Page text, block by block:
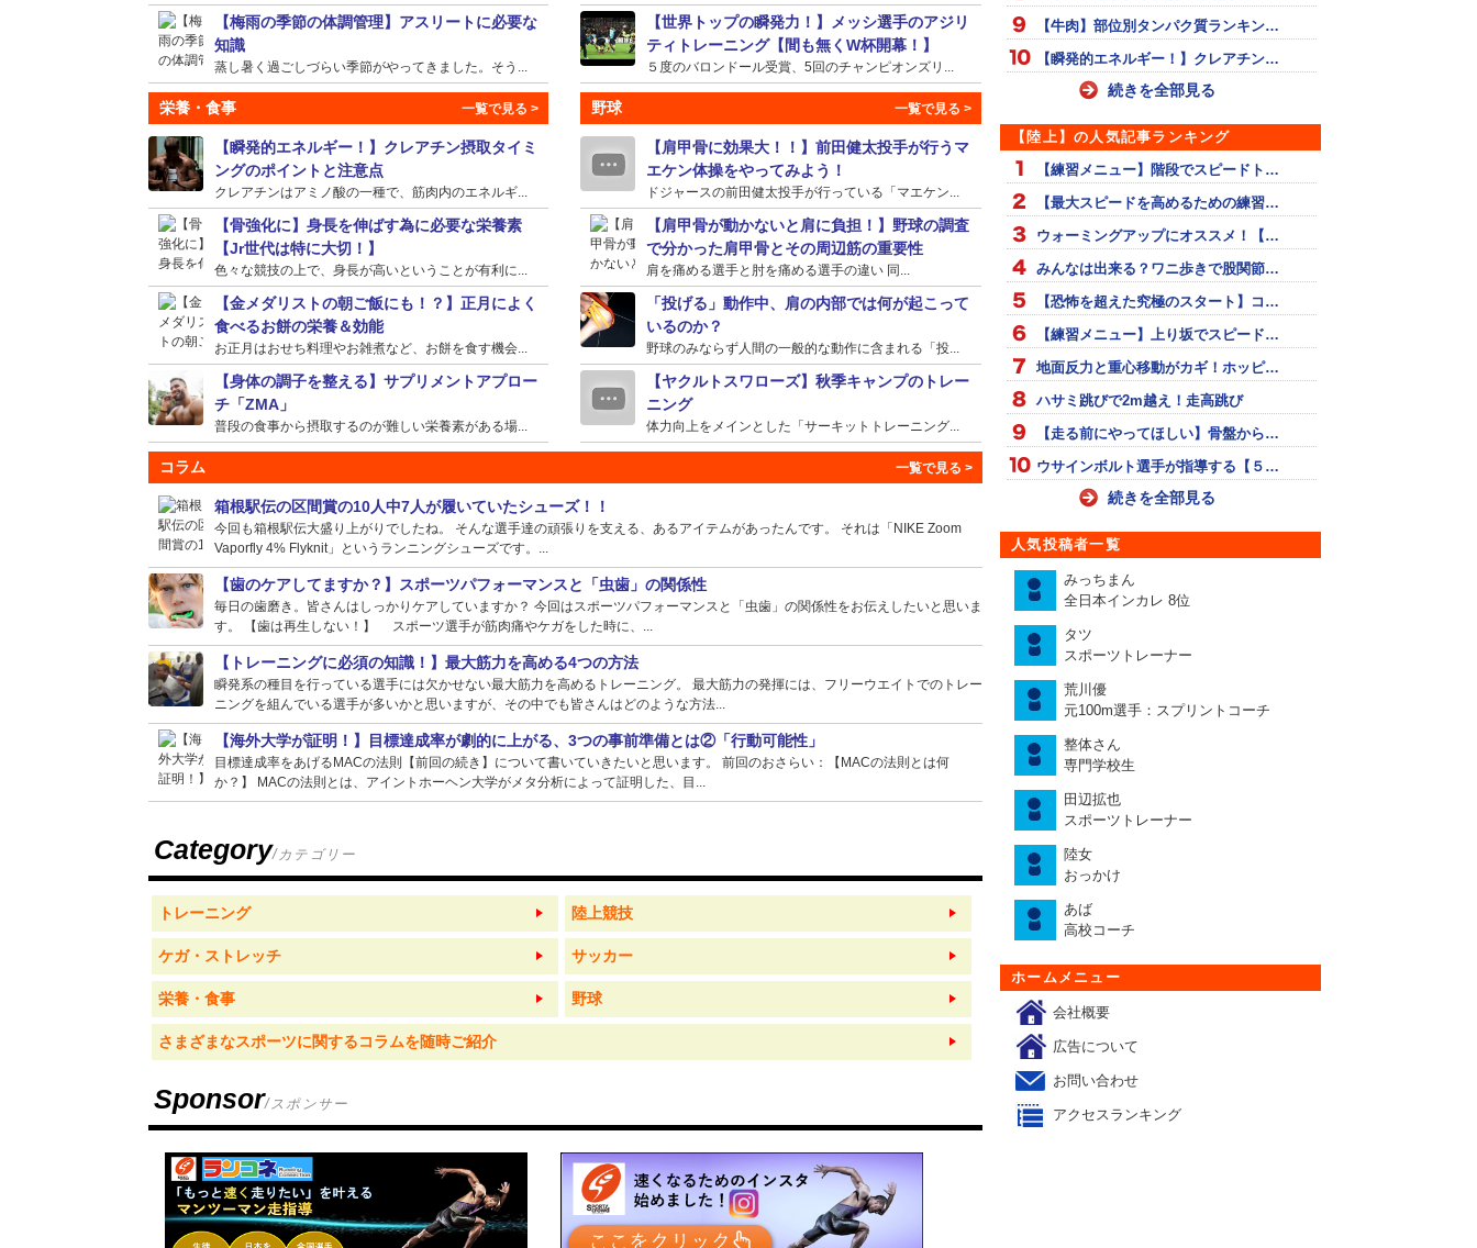
【梅雨の季節の体調管理】アスリートに必要な
知識
蒸し暑く過ごしづらい季節がやってきました。そう...
【世界トップの瞬発力！】メッシ選手のアジリ
ティトレーニング【間も無くW杯開幕！】
５度のバロンドール受賞、5回のチャンピオンズリ...
栄養・食事
【瞬発的エネルギー！】クレアチン摂取タイミ
ングのポイントと注意点
クレアチンはアミノ酸の一種で、筋肉内のエネルギ...
【骨強化に】身長を伸ばす為に必要な栄養素
【Jr世代は特に大切！】
色々な競技の上で、身長が高いということが有利に...
【金メダリストの朝ご飯にも！？】正月によく
食べるお餅の栄養＆効能
お正月はおせち料理やお雑煮など、お餅を食す機会...
【身体の調子を整える】サプリメントアプロー
チ「ZMA」
普段の食事から摂取するのが難しい栄養素がある場...
野球
【肩甲骨に効果大！！】前田健太投手が行うマ
エケン体操をやってみよう！
ドジャースの前田健太投手が行っている「マエケン...
【肩甲骨が動かないと肩に負担！】野球の調査
で分かった肩甲骨とその周辺筋の重要性
肩を痛める選手と肘を痛める選手の違い 同...
「投げる」動作中、肩の内部では何が起こって
いるのか？
野球のみならず人間の一般的な動作に含まれる「投...
【ヤクルトスワローズ】秋季キャンプのトレー
ニング
体力向上をメインとした「サーキットトレーニング...
コラム
箱根駅伝の区間賞の10人中7人が履いていたシューズ！！
今回も箱根駅伝大盛り上がりでしたね。 そんな選手達の頑張りを支える、あるアイテムがあったんです。 それは「NIKE Zoom
Vaporfly 4% Flyknit」というランニングシューズです。...
【歯のケアしてますか？】スポーツパフォーマンスと「虫歯」の関係性
毎日の歯磨き。皆さんはしっかりケアしていますか？ 今回はスポーツパフォーマンスと「虫歯」の関係性をお伝えしたいと思いま
す。 【歯は再生しない！】 スポーツ選手が筋肉痛やケガをした時に、...
【トレーニングに必須の知識！】最大筋力を高める4つの方法
瞬発系の種目を行っている選手には欠かせない最大筋力を高めるトレーニング。 最大筋力の発揮には、フリーウエイトでのトレー
ニングを組んでいる選手が多いかと思いますが、その中でも皆さんはどのような方法...
【海外大学が証明！】目標達成率が劇的に上がる、3つの事前準備とは②「行動可能性」
目標達成率をあげるMACの法則【前回の続き】について書いていきたいと思います。 前回のおさらい：【MACの法則とは何
か？】 MACの法則とは、アイントホーヘン大学がメタ分析によって証明した、目...
Category/カテゴリー
トレーニング 陸上競技
ケガ・ストレッチ サッカー
栄養・食事 野球
さまざまなスポーツに関するコラムを随時ご紹介
Sponsor/スポンサー
【牛肉】部位別タンパク質ランキン…
【瞬発的エネルギー！】クレアチン…
続きを全部見る
【陸上】の人気記事ランキング
【練習メニュー】階段でスピードト…
【最大スピードを高めるための練習…
ウォーミングアップにオススメ！【…
みんなは出来る？ワニ歩きで股関節…
【恐怖を超えた究極のスタート】コ…
【練習メニュー】上り坂でスピード…
地面反力と重心移動がカギ！ホッピ…
ハサミ跳びで2m越え！走高跳び
【走る前にやってほしい】骨盤から…
ウサインボルト選手が指導する【５…
続きを全部見る
人気投稿者一覧
みっちまん
全日本インカレ 8位
タツ
スポーツトレーナー
荒川優
元100m選手：スプリントコーチ
整体さん
専門学校生
田辺拡也
スポーツトレーナー
陸女
おっかけ
あば
高校コーチ
ホームメニュー
会社概要
広告について
お問い合わせ
アクセスランキング